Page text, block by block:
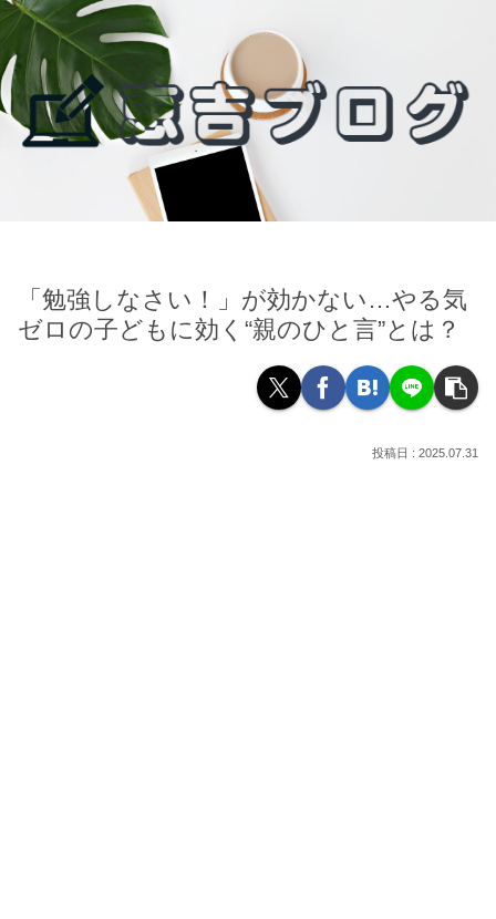
「勉強しなさい！」が効かない…やる気
ゼロの子どもに効く“親のひと言”とは？
2025.07.31